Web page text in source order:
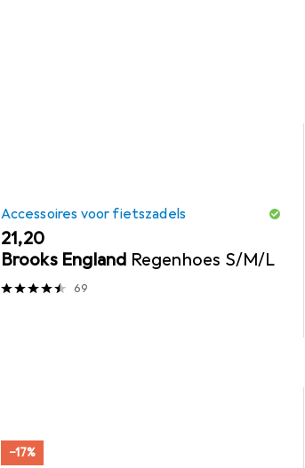
Accessoires voor fietszadels
EUR
21,20
Brooks England Regenhoes S/M/L
69
−17%